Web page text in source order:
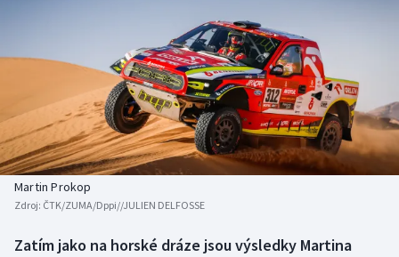
Baseball a softbal
Basketbal
Biatlon
Boby a skeleton
Box
Soutěže
Historické návraty
Aplikace ČT sport
AZ kvíz
Martin Prokop
Zdroj: ČTK/ZUMA/Dppi//JULIEN DELFOSSE
Zatím jako na horské dráze jsou výsledky Martina